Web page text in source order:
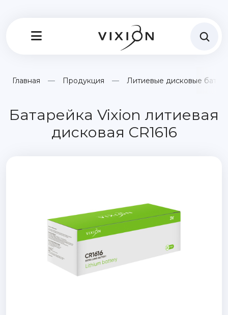
Главная Продукция Литиевые дисковые
Батарейка Vixion литиевая
дисковая CR1616